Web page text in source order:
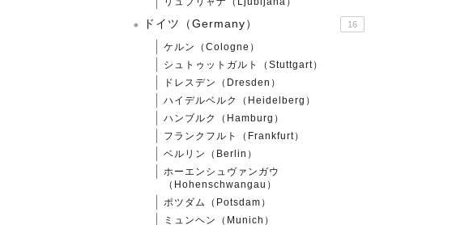
ドイツ（Germany） 16
ケルン（Cologne）
シュトゥットガルト（Stuttgart）
ドレスデン（Dresden）
ハイデルベルク（Heidelberg）
ハンブルク（Hamburg）
フランクフルト（Frankfurt）
ベルリン（Berlin）
ホーエンシュヴァンガウ
（Hohenschwangau）
ポツダム（Potsdam）
ミュンヘン（Munich）